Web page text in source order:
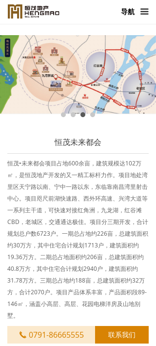
끀
首页
走进恒茂
产品与服务
新闻中心
恒茂发展
联系我们
导航
联系我们
끅 0791-86665555
恒茂•未来都会项目占地600余亩，建筑规模达102万
㎡，是恒茂地产开发的又一精工标杆力作。项目地处湾
里区天宁路以南、宁中一路以东，东临靠南昌湾里射击
中心。项目咫尺前湖快速路、西外环高速、兴湾大道等
一系列主干道，可快速对接红角洲，九龙湖，红谷滩
CBD，老城区，交通通达极佳。项目分三期开发，合计
规划总户数6723户。一期总占地约226亩，总建筑面积
约30万方，其中住宅合计规划1713户，建筑面积约
19.36万方。二期总占地面积约206亩，总建筑面积约
40.8万方，其中住宅合计规划2940户，建筑面积约
31.78万方。三期总占地约188亩，总建筑面积约32万
方，合计2070户。项目产品体系丰富，产品面积段89-
146㎡，涵盖小高层、高层、花园电梯洋房及山地别
墅。
恒茂未来都会